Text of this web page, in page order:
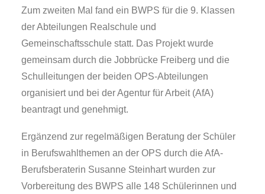
Zum zweiten Mal fand ein BWPS für die 9. Klassen
der Abteilungen Realschule und
Gemeinschaftsschule statt. Das Projekt wurde
gemeinsam durch die Jobbrücke Freiberg und die
Schulleitungen der beiden OPS-Abteilungen
organisiert und bei der Agentur für Arbeit (AfA)
beantragt und genehmigt.
Ergänzend zur regelmäßigen Beratung der Schüler
in Berufswahlthemen an der OPS durch die AfA-
Berufsberaterin Susanne Steinhart wurden zur
Vorbereitung des BWPS alle 148 Schülerinnen und